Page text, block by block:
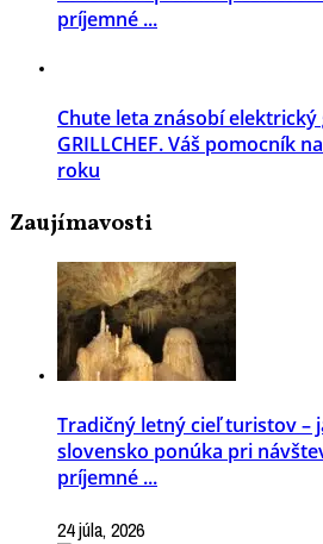
príjemné ...
Chute leta znásobí elektrický
GRILLCHEF. Váš pomocník
roku
Zaujímavosti
Tradičný letný cieľ turistov –
slovensko ponúka pri
príjemné ...
24 júla, 2026